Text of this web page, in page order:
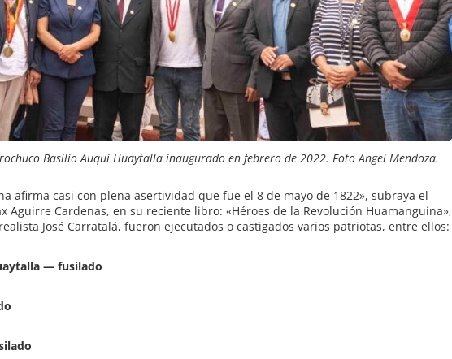
Basilio Auqui Huaytalla inaugurado en febrero de 2022. Foto Angel Mendoza.
afirma casi con plena asertividad que fue el 8 de mayo de 1822», subraya el
Aguirre Cardenas, en su reciente libro: «Héroes de la Revolución Huamanguina»,
José Carratalá, fueron ejecutados o castigados varios patriotas, entre ellos:
— fusilado